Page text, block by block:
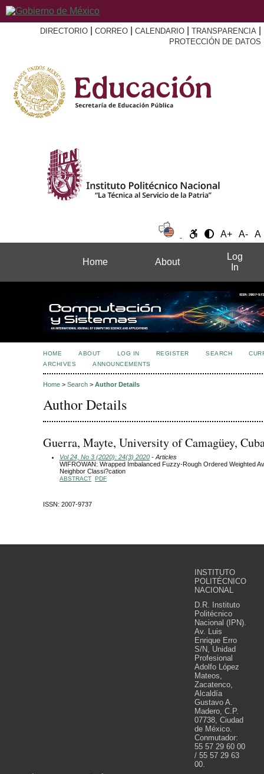
DIRECTORIO CORREO CALENDARIO TRANSPARENCIA
PROTECCIÓN DE DATOS
A+ A- A
Home About
Log
In
HOME ABOUT LOG IN REGISTER SEARCH
ARCHIVES
ANNOUNCEMENTS
Home > Search > Author Details
Author Details
Guerra, Mayte, University of Camagüey,
Vol 24, No 3 (2020): 24(3) 2020 - Articles
WIFROWAN: Wrapped Imbalanced Fuzzy-Rough Ordered Weighted
Neighbor Classi?cation
ABSTRACT PDF
ISSN: 2007-9737
INSTITUTO
POLITÉCNICO
NACIONAL
D.R. Instituto
Politécnico
Nacional (IPN).
Av. Luis
Enrique Erro
S/N, Unidad
Profesional
Adolfo López
Mateos,
Zacatenco,
Alcaldía
Gustavo A.
Madero, C.P.
07738, Ciudad
de México.
Conmutador:
55 57 29 60 00
/ 55 57 29 63
00.